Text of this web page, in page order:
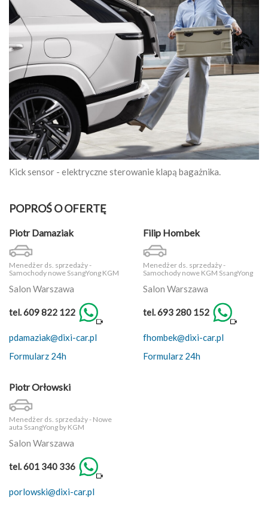
Kick sensor - elektryczne sterowanie klapą bagażnika.
POPROŚ O OFERTĘ
Piotr Damaziak
Menedżer ds. sprzedaży -
Samochody nowe SsangYong KGM
Salon Warszawa
tel. 609 822 122
pdamaziak@dixi-car.pl
Formularz 24h
Filip Hombek
Menedżer ds. sprzedaży -
Samochody nowe KGM SsangYong
Salon Warszawa
tel. 693 280 152
fhombek@dixi-car.pl
Formularz 24h
Piotr Orłowski
Menedżer ds. sprzedaży - Nowe
auta SsangYong by KGM
Salon Warszawa
tel. 601 340 336
porlowski@dixi-car.pl